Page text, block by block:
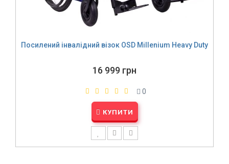
Посилений інвалідний візок OSD Millenium Heavy Duty
16 999 грн
0
КУПИТИ